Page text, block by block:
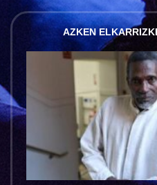
AZKEN